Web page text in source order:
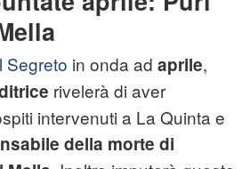
Segreto in onda ad aprile,
rivelerà di aver
intervenuti a La Quinta e
della morte di